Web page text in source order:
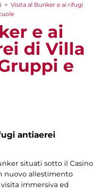
> Visita al Bunker e ai rifugi
e ai
di Villa
e
antiaerei
situati sotto il Casino
nuovo allestimento
immersiva ed